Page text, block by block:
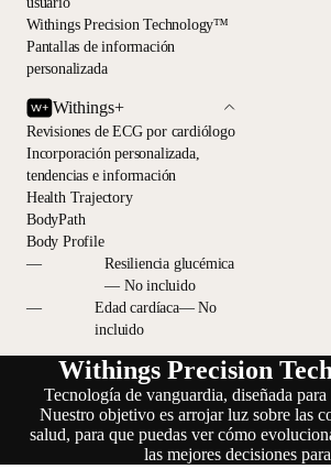
Withings Precision Technology™
Pantallas de información
personalizada
Withings+
Revisiones de ECG por cardiólogo
Incorporación personalizada,
tendencias e información
Health Trajectory
BodyPath
Body Profile
—
Resiliencia glucémica
— No incluido
—
Edad cardíaca— No
incluido
Withings Precision
Tecnología de vanguardia, diseñada
Nuestro objetivo es arrojar luz sobre las
salud, para que puedas ver cómo
las mejores decisiones